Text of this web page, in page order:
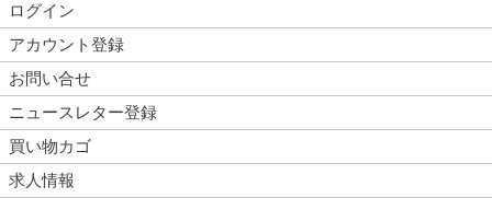
ログイン
アカウント登録
お問い合せ
ニュースレター登録
買い物カゴ
求人情報